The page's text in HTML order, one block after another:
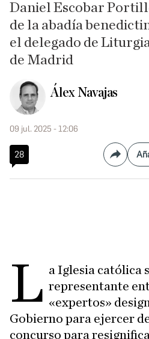
Daniel Escobar
de la abadía
el delegado de
de Madrid
Álex Navajas
09 jul. 2025 - 12:06
28
L a Iglesia católica
representante
«expertos»
Gobierno para ejercer
concurso para